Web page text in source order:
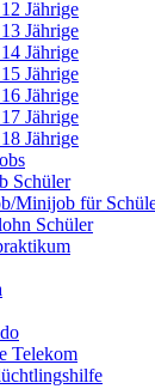
Jährige
Jährige
Jährige
Jährige
Jährige
Jährige
Jährige
Schüler
Minijob für
Schüler
Telekom